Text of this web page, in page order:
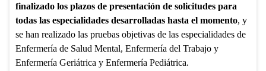
finalizado los plazos de presentación de solicitudes para
todas las especialidades desarrolladas hasta el momento, y
se han realizado las pruebas objetivas de las especialidades de
Enfermería de Salud Mental, Enfermería del Trabajo y
Enfermería Geriátrica y Enfermería Pediátrica.